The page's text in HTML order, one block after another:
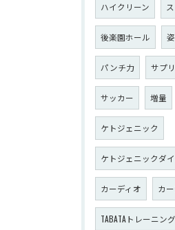
ハイクリーン
後楽園ホール
パンチ力 サプ
サッカー 増量
ケトジェニック
ケトジェニックダ
カーディオ カ
TABATAトレーニング